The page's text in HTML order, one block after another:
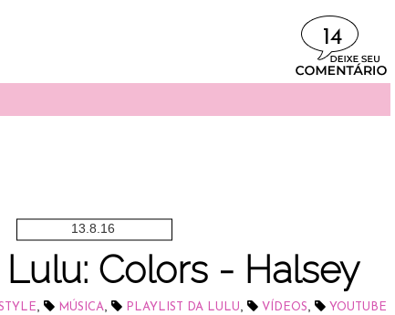
14
13.8.16
Colors - Halsey
MÚSICA PLAYLIST DA LULU VÍDEOS YOUTUBE